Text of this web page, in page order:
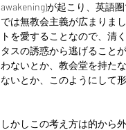
awakening)が起こり、英語
では無教会主義が広まりま
トを愛することなので、清
タスの誘惑から逃げること
わないとか、教会堂を持た
ないとか、このようにして
しかしこの考え方は的から